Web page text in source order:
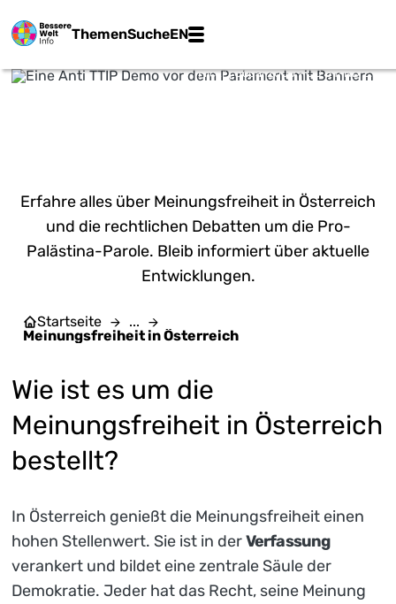
ThemenSucheEN
Main navigation
Flickr | Gobal 2000 - CC BY-ND 2.0
Erfahre alles über Meinungsfreiheit in Österreich
und die rechtlichen Debatten um die Pro-
Palästina-Parole. Bleib informiert über aktuelle
Entwicklungen.
Startseite
...
Meinungsfreiheit in Österreich
Wie ist es um die
Meinungsfreiheit in Österreich
bestellt?
In Österreich genießt die Meinungsfreiheit einen
hohen Stellenwert. Sie ist in derVerfassung
verankert und bildet eine zentrale Säule der
Demokratie. Jeder hat das Recht, seine Meinung